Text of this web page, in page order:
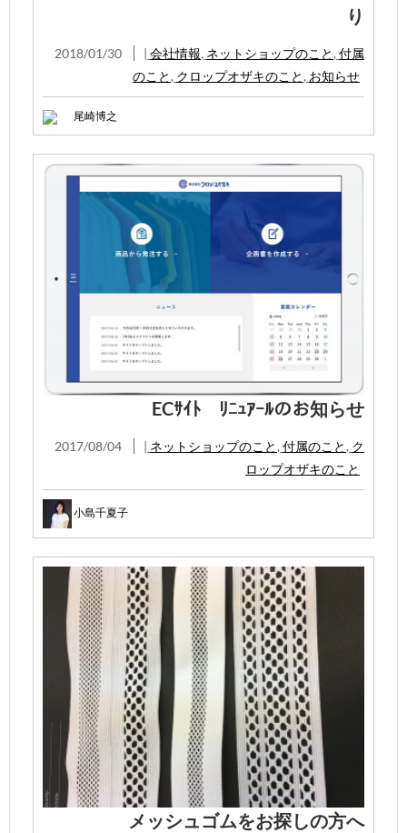
り
2018/01/30 | 会社情報, ネットショップのこと , 付属
のこと , クロップオザキのこと , お知らせ
尾崎博之
ECｻｲﾄ ﾘﾆｭｱｰﾙのお知らせ
2017/08/04 | ネットショップのこと , 付属のこと , ク
ロップオザキのこと
小島千夏子
メッシュゴムをお探しの方へ